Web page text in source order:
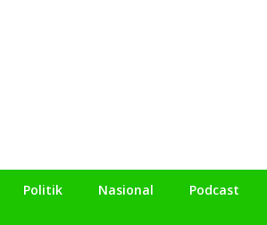
Politik Nasional Podcast